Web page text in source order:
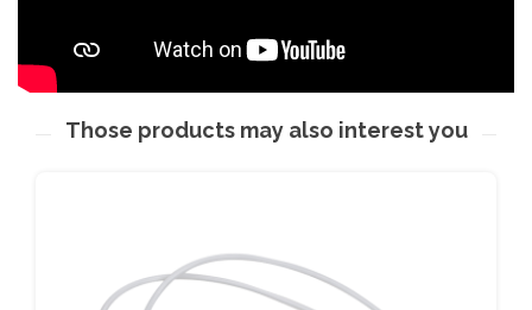
Those products may also interest you